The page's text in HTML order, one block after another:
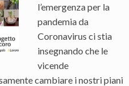
l’emergenza per la
pandemia da
Coronavirus ci stia
insegnando che le
vicende
cambiare i nostri piani